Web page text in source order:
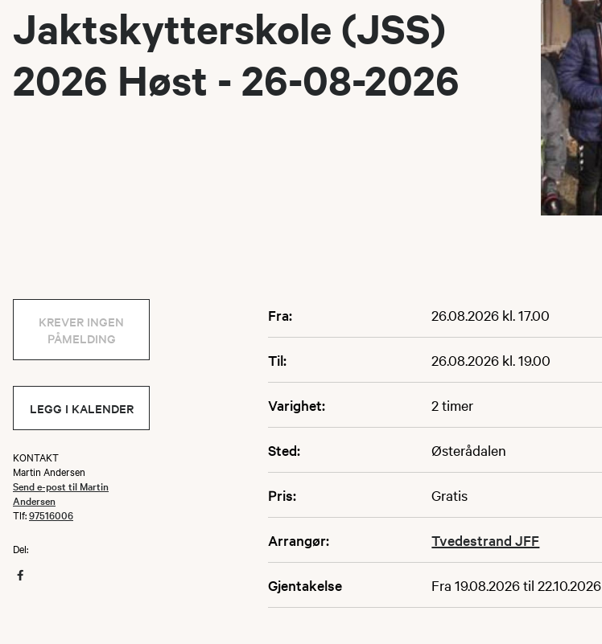
Jaktskytterskole (JSS)
2026 Høst - 26-08-2026
Fra: 26.08.2026 kl. 17.00
Til: 26.08.2026 kl. 19.00
Varighet: 2 timer
Sted: Østerådalen
Pris: Gratis
Arrangør: Tvedestrand JFF
Gjentakelse Fra 19.08.2026 til 22.10.2026
KREVER INGEN
PÅMELDING
LEGG I KALENDER
KONTAKT
Martin Andersen
Send e-post til Martin
Andersen
Tlf:97516006
Del: